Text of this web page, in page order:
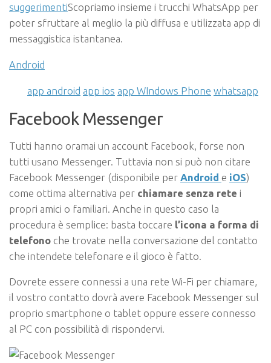
suggerimentiScopriamo insieme i trucchi WhatsApp per
poter sfruttare al meglio la più diffusa e utilizzata app di
messaggistica istantanea.
Android
app android app ios app WIndows Phone whatsapp
Facebook Messenger
Tutti hanno oramai un account Facebook, forse non
tutti usano Messenger. Tuttavia non si può non citare
Facebook Messenger (disponibile per Android e iOS)
come ottima alternativa per chiamare senza rete i
propri amici o familiari. Anche in questo caso la
procedura è semplice: basta toccare l’icona a forma di
telefono che trovate nella conversazione del contatto
che intendete telefonare e il gioco è fatto.
Dovrete essere connessi a una rete Wi-Fi per chiamare,
il vostro contatto dovrà avere Facebook Messenger sul
proprio smartphone o tablet oppure essere connesso
al PC con possibilità di rispondervi.